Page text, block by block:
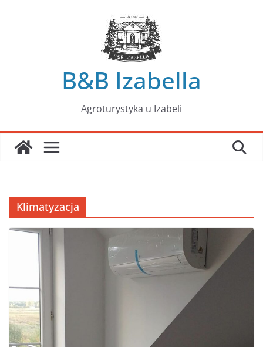
B&B Izabella
Agroturystyka u Izabeli
Klimatyzacja